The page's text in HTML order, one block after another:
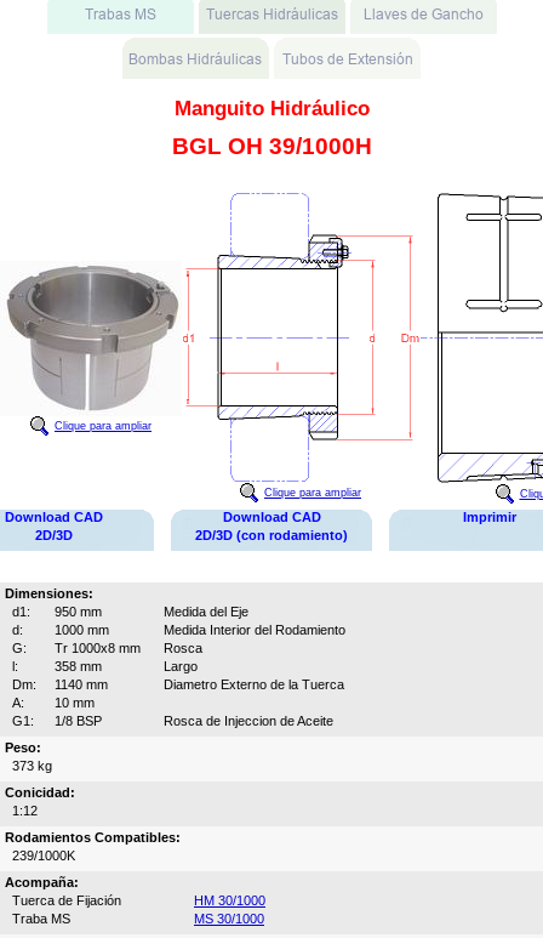
Manguito Hidráulico
BGL OH 39/1000H
Clique para ampliar
Clique para ampliar
Download CAD
2D/3D
Download CAD
2D/3D (con rodamiento)
Imprimir
Dimensiones:
d1:
950 mm
Medida del Eje
d:
1000 mm
Medida Interior del Rodamiento
G:
Tr 1000x8 mm
Rosca
l:
358 mm
Largo
Dm:
1140 mm
Diametro Externo de la Tuerca
A:
10 mm
G1:
1/8 BSP
Rosca de Injeccion de Aceite
Peso:
373 kg
Conicidad:
1:12
Rodamientos Compatibles:
239/1000K
Acompaña:
Tuerca de Fijación
HM 30/1000
Traba MS
MS 30/1000